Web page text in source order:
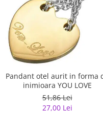
Pandant otel aurit in forma
inimioara YOU LOVE
51,86 Lei
27,00 Lei